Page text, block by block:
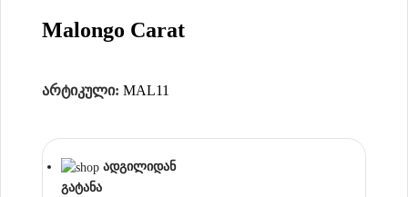
Malongo Carat
არტიკული: MAL11
ადგილიდან
გატანა